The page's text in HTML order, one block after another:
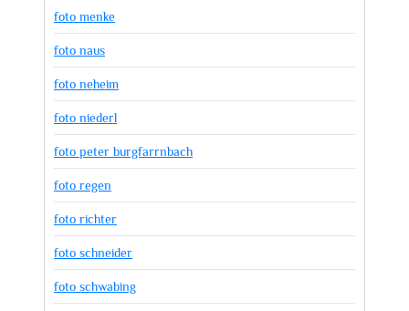
foto menke
foto naus
foto neheim
foto niederl
foto peter burgfarrnbach
foto regen
foto richter
foto schneider
foto schwabing